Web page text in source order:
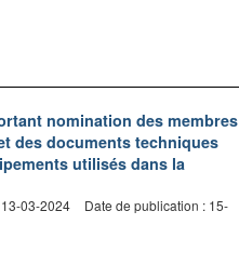
nomination des membres
des documents techniques
utilisés dans la
03-2024
Date de publication : 15-